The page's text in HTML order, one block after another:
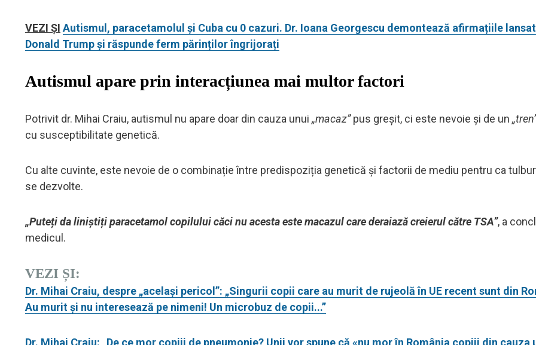
VEZI ȘI Autismul, paracetamolul și Cuba cu 0 cazuri. Dr. Ioana Georgescu demontează afirmațiile
Donald Trump și răspunde ferm părinților îngrijorați
Autismul apare prin interacțiunea mai multor factori
Potrivit dr. Mihai Craiu, autismul nu apare doar din cauza unui „macaz”pus greșit, ci este nevoie și de un
cu susceptibilitate genetică.
Cu alte cuvinte, este nevoie de o combinație între predispoziția genetică și factorii de mediu pentru ca
se dezvolte.
„Puteți da liniștiți paracetamol copilului căci nu acesta este macazul care deraiază creierul către TSA”, a
medicul.
VEZI ȘI:
Dr. Mihai Craiu, despre „același pericol”: „Singurii copii care au murit de rujeolă în UE recent sunt din
Au murit și nu interesează pe nimeni! Un microbuz de copii...”
Dr. Mihai Craiu: „De ce mor copiii de pneumonie? Unii vor spune că «nu mor în România copiii din cauza